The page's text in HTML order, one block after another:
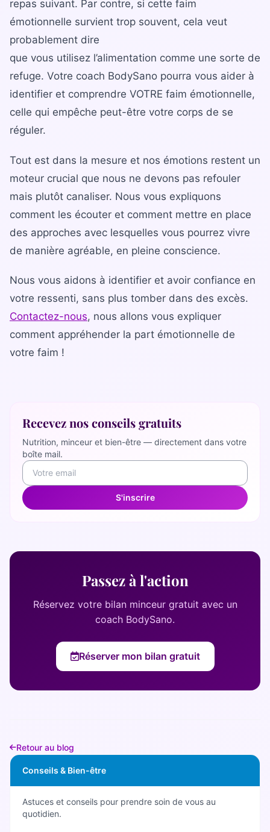
repas suivant. Par contre, si cette faim
émotionnelle survient trop souvent, cela veut
probablement dire
que vous utilisez l’alimentation comme une sorte de
refuge. Votre coach BodySano pourra vous aider à
identifier et comprendre VOTRE faim émotionnelle,
celle qui empêche peut-être votre corps de se
réguler.
Tout est dans la mesure et nos émotions restent un
moteur crucial que nous ne devons pas refouler
mais plutôt canaliser. Nous vous expliquons
comment les écouter et comment mettre en place
des approches avec lesquelles vous pourrez vivre
de manière agréable, en pleine conscience.
Nous vous aidons à identifier et avoir confiance en
votre ressenti, sans plus tomber dans des excès.
Contactez-nous, nous allons vous expliquer
comment appréhender la part émotionnelle de
votre faim !
Recevez nos conseils gratuits
Nutrition, minceur et bien-être — directement dans votre
boîte mail.
S'inscrire
Passez à l'action
Réservez votre bilan minceur gratuit avec un
coach BodySano.
Réserver mon bilan gratuit
Retour au blog
Conseils & Bien-être
Astuces et conseils pour prendre soin de vous au
quotidien.